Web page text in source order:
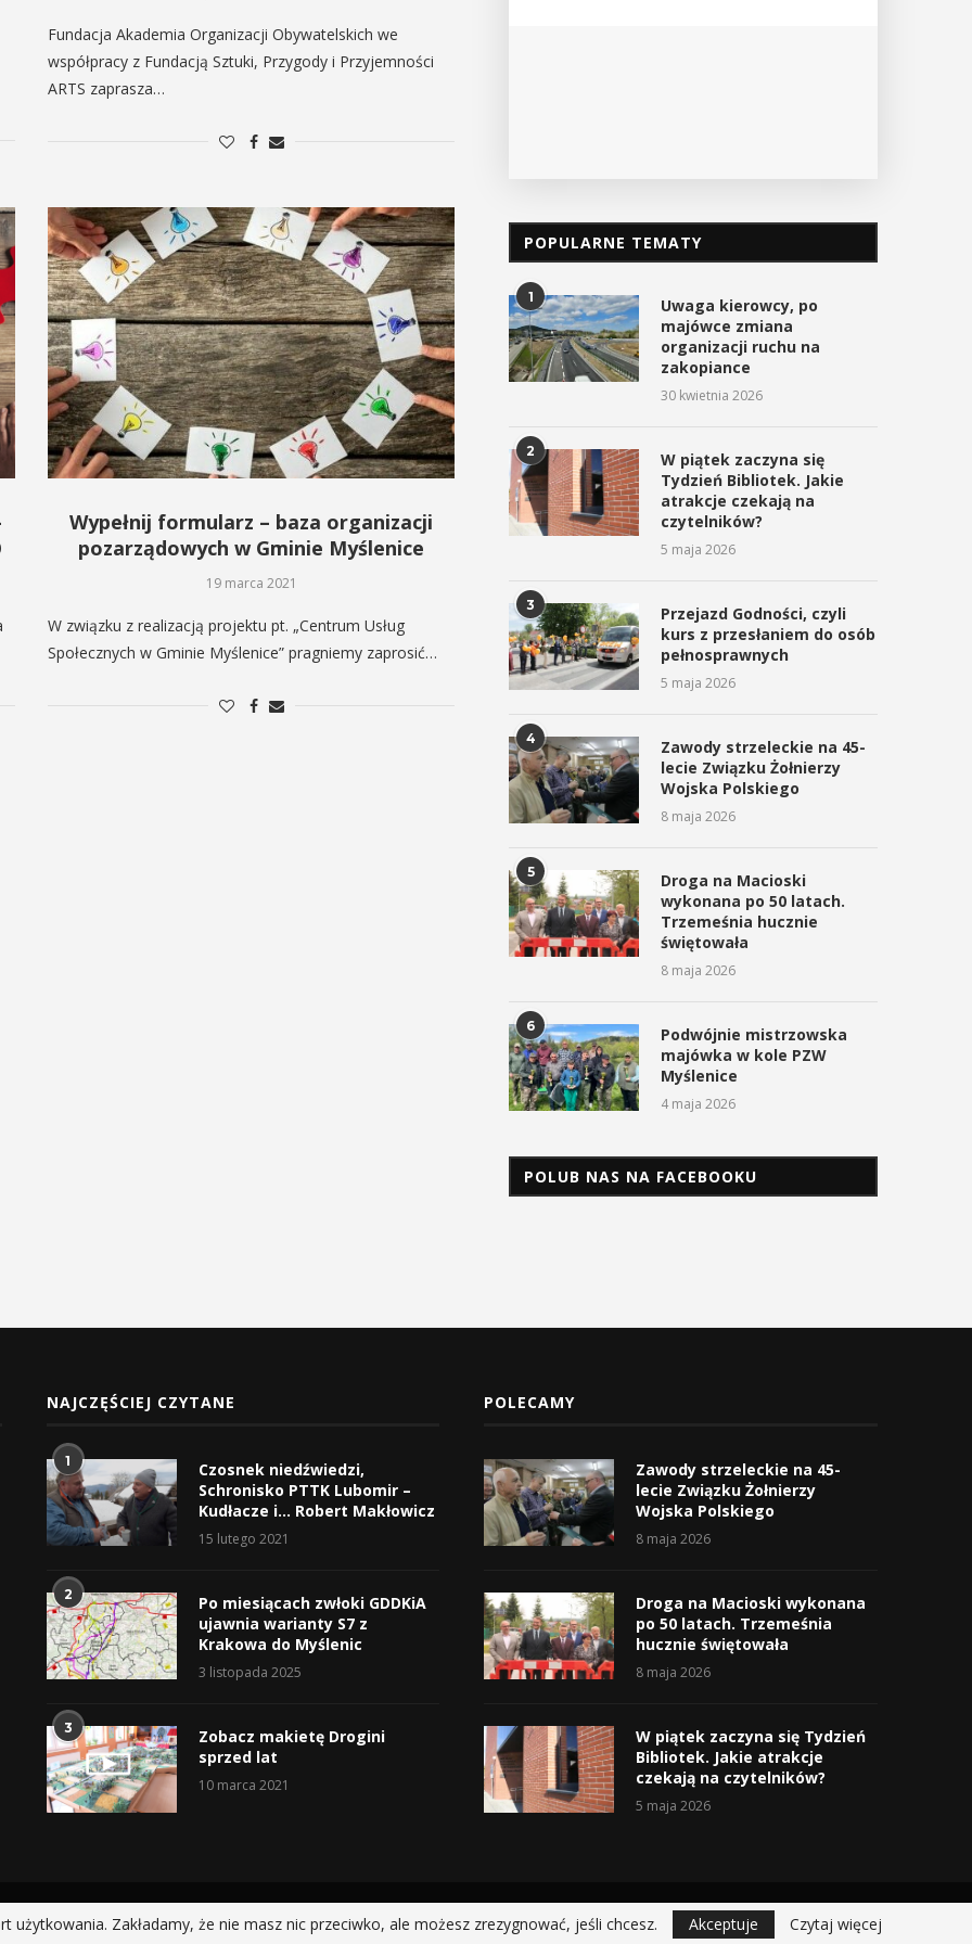
Fundacja Akademia Organizacji Obywatelskich we
współpracy z Fundacją Sztuki, Przygody i Przyjemności
ARTS zaprasza…
Wypełnij formularz – baza organizacji
pozarządowych w Gminie Myślenice
19 marca 2021
W związku z realizacją projektu pt. „Centrum Usług
Społecznych w Gminie Myślenice” pragniemy zaprosić…
POPULARNE TEMATY
1
Uwaga kierowcy, po
majówce zmiana
organizacji ruchu na
zakopiance
30 kwietnia 2026
2
W piątek zaczyna się
Tydzień Bibliotek. Jakie
atrakcje czekają na
czytelników?
5 maja 2026
3
Przejazd Godności, czyli
kurs z przesłaniem do osób
pełnosprawnych
5 maja 2026
4
Zawody strzeleckie na 45-
lecie Związku Żołnierzy
Wojska Polskiego
8 maja 2026
5
Droga na Macioski
wykonana po 50 latach.
Trzemeśnia hucznie
świętowała
8 maja 2026
6
Podwójnie mistrzowska
majówka w kole PZW
Myślenice
4 maja 2026
POLUB NAS NA FACEBOOKU
NAJCZĘŚCIEJ CZYTANE
1
Czosnek niedźwiedzi,
Schronisko PTTK Lubomir –
Kudłacze i… Robert Makłowicz
15 lutego 2021
2
Po miesiącach zwłoki GDDKiA
ujawnia warianty S7 z
Krakowa do Myślenic
3 listopada 2025
3
Zobacz makietę Drogini
sprzed lat
10 marca 2021
POLECAMY
Zawody strzeleckie na 45-
lecie Związku Żołnierzy
Wojska Polskiego
8 maja 2026
Droga na Macioski wykonana
po 50 latach. Trzemeśnia
hucznie świętowała
8 maja 2026
W piątek zaczyna się Tydzień
Bibliotek. Jakie atrakcje
czekają na czytelników?
5 maja 2026
@2019 - All Right Reserved.
Zakładamy, że nie masz nic przeciwko, ale możesz zrezygnować, jeśli chcesz. Akceptuje Czytaj więcej